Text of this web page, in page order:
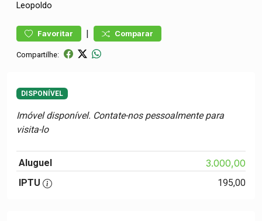
Leopoldo
Favoritar | Comparar
Compartilhe:
DISPONÍVEL
Imóvel disponível. Contate-nos pessoalmente para
visita-lo
Aluguel 3.000,00
IPTU 195,00